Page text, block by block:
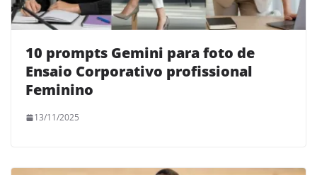
10 prompts Gemini para foto de
Ensaio Corporativo profissional
Feminino
13/11/2025